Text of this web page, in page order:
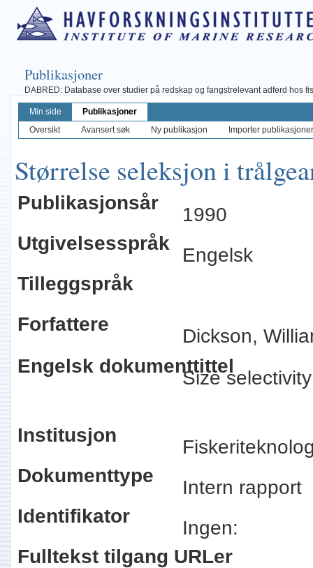
Publikasjoner
DABRED: Database over studier på redskap og fangstrelevant adferd hos
Min side
Publikasjoner
Oversikt
Avansert søk Ny publikasjon Importer
Størrelse seleksjon i
Publikasjonsår
1990
Utgivelsesspråk
Engelsk
Tilleggspråk
Forfattere
Dickson,
Engelsk dokumenttittel
Size
Institusjon
Dokumenttype
Intern rapport
Identifikator
Ingen:
Fulltekst tilgang URLer